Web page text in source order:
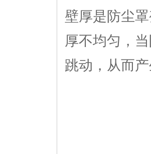
壁厚是防尘
厚不均匀，
跳动，从而